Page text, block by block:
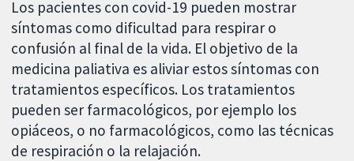
Los pacientes con covid-19 pueden mostrar
síntomas como dificultad para respirar o
confusión al final de la vida. El objetivo de la
medicina paliativa es aliviar estos síntomas con
tratamientos específicos. Los tratamientos
pueden ser farmacológicos, por ejemplo los
opiáceos, o no farmacológicos, como las técnicas
de respiración o la relajación.